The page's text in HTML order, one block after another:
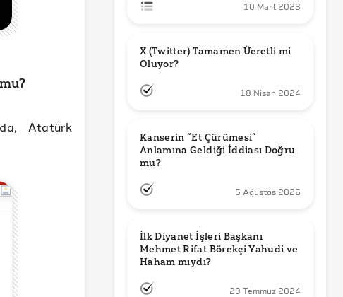
Atatürk
10 Mart 2023
X (Twitter) Tamamen Ücretli mi
Oluyor?
18 Nisan 2024
Kanserin “Et Çürümesi”
Anlamına Geldiği İddiası Doğru
mu?
5 Ağustos 2026
İlk Diyanet İşleri Başkanı
Mehmet Rifat Börekçi Yahudi ve
Haham mıydı?
29 Temmuz 2024